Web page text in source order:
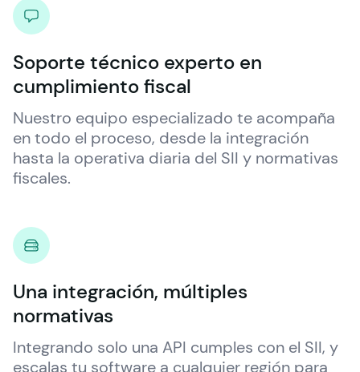
Soporte técnico experto en
cumplimiento fiscal
Nuestro equipo especializado te acompaña
en todo el proceso, desde la integración
hasta la operativa diaria del SII y normativas
fiscales.
Una integración, múltiples
normativas
Integrando solo una API cumples con el SII, y
escalas tu software a cualquier región para